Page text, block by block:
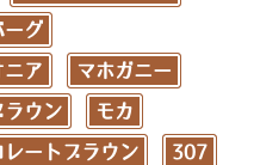
ーグ
ニア マホガニー
ラウン モカ
レートブラウン 307